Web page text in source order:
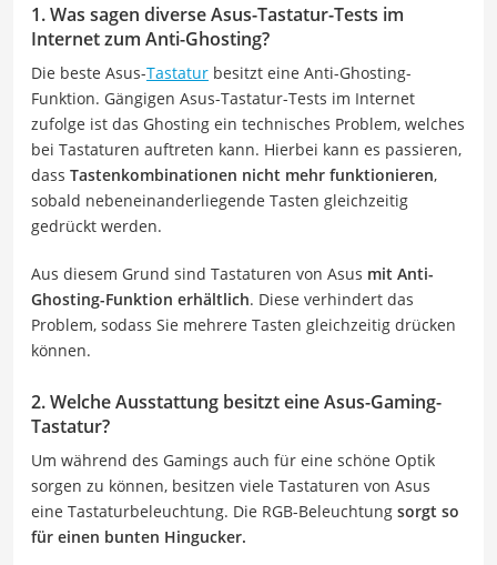
1. Was sagen diverse Asus-Tastatur-Tests im
Internet zum Anti-Ghosting?
Die beste Asus-Tastatur besitzt eine Anti-Ghosting-
Funktion. Gängigen Asus-Tastatur-Tests im Internet
zufolge ist das Ghosting ein technisches Problem, welches
bei Tastaturen auftreten kann. Hierbei kann es passieren,
dass Tastenkombinationen nicht mehr funktionieren,
sobald nebeneinanderliegende Tasten gleichzeitig
gedrückt werden.
Aus diesem Grund sind Tastaturen von Asus mit Anti-
Ghosting-Funktion erhältlich. Diese verhindert das
Problem, sodass Sie mehrere Tasten gleichzeitig drücken
können.
2. Welche Ausstattung besitzt eine Asus-Gaming-
Tastatur?
Um während des Gamings auch für eine schöne Optik
sorgen zu können, besitzen viele Tastaturen von Asus
eine Tastaturbeleuchtung. Die RGB-Beleuchtung sorgt so
für einen bunten Hingucker.